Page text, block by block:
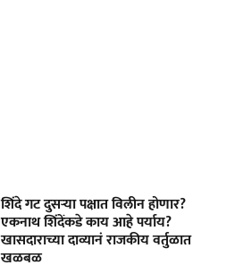
शिंदे गट दुसऱ्या पक्षात विलीन होणार?
एकनाथ शिंदेंकडे काय आहे पर्याय?
खासदाराच्या दाव्यानं राजकीय वर्तुळात
खळबळ